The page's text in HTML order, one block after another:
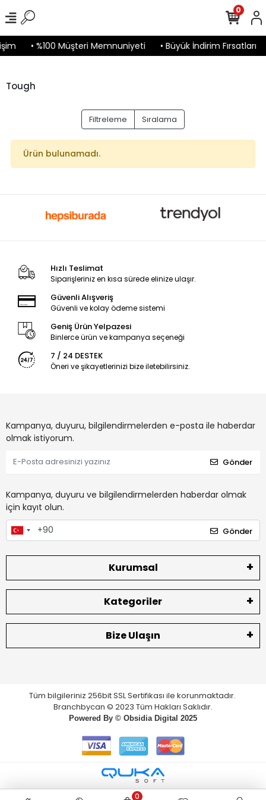
• %100 Müşteri Memnuniyeti • Büyük İndirim Fırsatları
0
Tough
Filtreleme Sıralama
Ürün bulunamadı.
Hızlı Teslimat
Siparişleriniz en kısa sürede elinize ulaşır.
Güvenli Alışveriş
Güvenli ve kolay ödeme sistemi
Geniş Ürün Yelpazesi
Binlerce ürün ve kampanya seçeneği
7 / 24 DESTEK
Öneri ve şikayetlerinizi bize iletebilirsiniz.
Kampanya, duyuru, bilgilendirmelerden e-posta ile haberdar
olmak istiyorum.
Gönder
Kampanya, duyuru ve bilgilendirmelerden haberdar olmak
için kayıt olun.
Gönder
Kurumsal
Kategoriler
Bize Ulaşın
Tüm bilgileriniz 256bit SSL Sertifikası ile korunmaktadır.
Branchbycan © 2023 Tüm Hakları Saklıdır.
Powered By © Obsidia Digital 2025
0